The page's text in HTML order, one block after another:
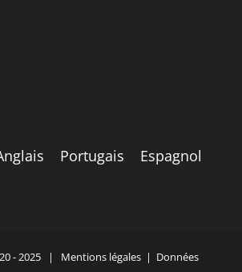
Portugais Espagnol
- 2025 | Mentions légales| Données